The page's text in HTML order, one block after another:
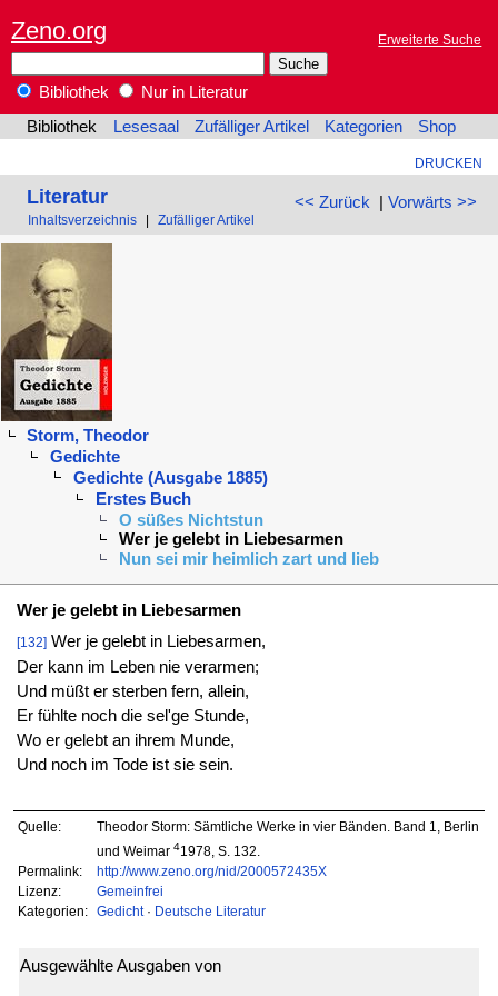
Zeno.org Erweiterte Suche
Bibliothek
Nur in Literatur
Bibliothek
Lesesaal Zufälliger Artikel Kategorien Shop
DRUCKEN
<< Zurück | Vorwärts >>
Literatur
Inhaltsverzeichnis Zufälliger Artikel
Storm, Theodor
Gedichte
Gedichte (Ausgabe 1885)
Erstes Buch
O süßes Nichtstun
Wer je gelebt in Liebesarmen
Nun sei mir heimlich zart und lieb
Wer je gelebt in Liebesarmen
[132]Wer je gelebt in Liebesarmen,
Der kann im Leben nie verarmen;
Und müßt er sterben fern, allein,
Er fühlte noch die sel'ge Stunde,
Wo er gelebt an ihrem Munde,
Und noch im Tode ist sie sein.
Quelle:
Theodor Storm: Sämtliche Werke in vier Bänden. Band 1, Berlin
und Weimar 41978, S. 132.
Permalink:
http://www.zeno.org/nid/2000572435X
Lizenz:
Gemeinfrei
Kategorien:
Gedicht· Deutsche Literatur
Ausgewählte Ausgaben von